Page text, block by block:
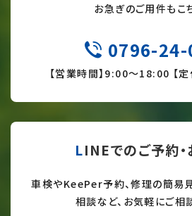
お急ぎのご用件もこ
0796-24-
【営業時間】9:00～18:00 【定
LINEでのご予約
車検やKeePer予約、修理の簡易
相談など、お気軽にご相